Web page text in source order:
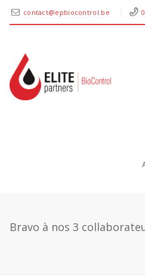
contact@epbiocontrol.be
Bravo à nos 3